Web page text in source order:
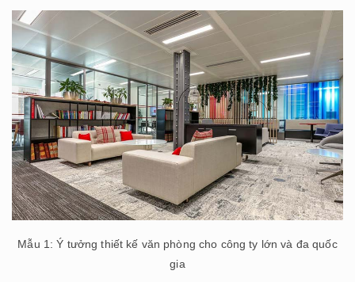
Mẫu 1: Ý tưởng thiết kế văn phòng cho công ty lớn và đa quốc
gia